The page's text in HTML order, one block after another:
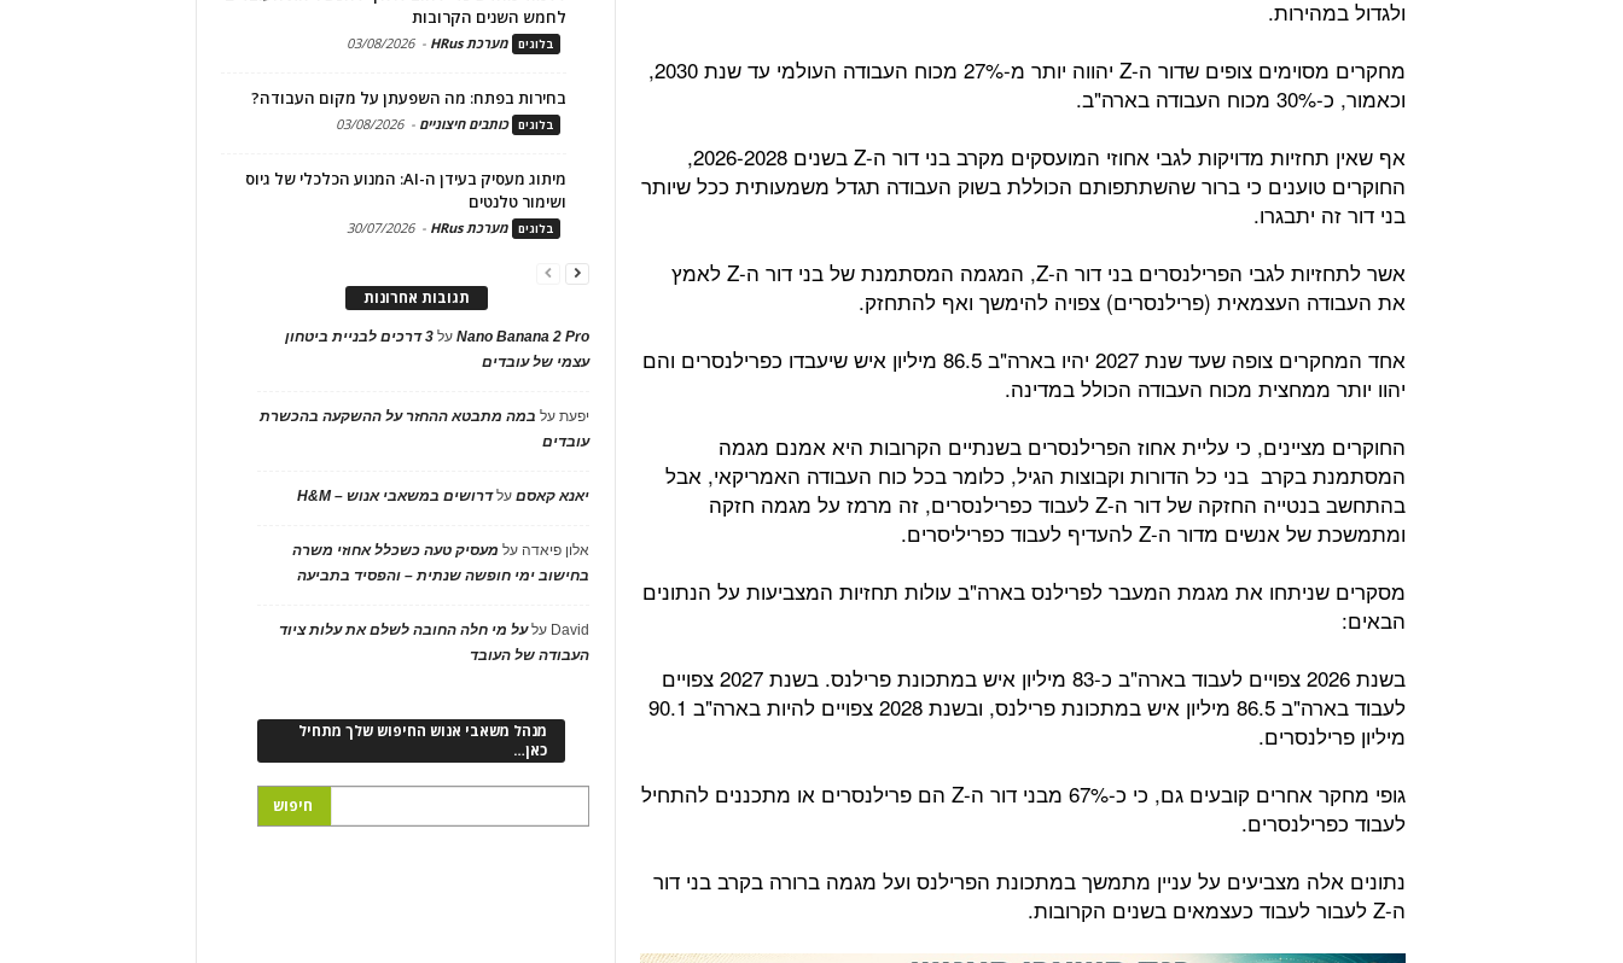
ולגדול במהירות.
מחקרים מסוימים צופים שדור ה-Z יהווה יותר מ-27% מכוח העבודה העולמי עד שנת 2030,
וכאמור, כ-30% מכוח העבודה בארה"ב.
אף שאין תחזיות מדויקות לגבי אחוזי המועסקים מקרב בני דור ה-Z בשנים 2026-2028,
החוקרים טוענים כי ברור שהשתתפותם הכוללת בשוק העבודה תגדל משמעותית ככל שיותר
בני דור זה יתבגרו.
אשר לתחזיות לגבי הפרילנסרים בני דור ה-Z, המגמה המסתמנת של בני דור ה-Z לאמץ
את העבודה העצמאית (פרילנסרים) צפויה להימשך ואף להתחזק.
אחד המחקרים צופה שעד שנת 2027 יהיו בארה"ב 86.5 מיליון איש שיעבדו כפרילנסרים והם
יהוו יותר ממחצית מכוח העבודה הכולל במדינה.
החוקרים מציינים, כי עליית אחוז הפרילנסרים בשנתיים הקרובות היא אמנם מגמה
המסתמנת בקרב בני כל הדורות וקבוצות הגיל, כלומר בכל כוח העבודה האמריקאי, אבל
בהתחשב בנטייה החזקה של דור ה-Z לעבוד כפרילנסרים, זה מרמז על מגמה חזקה
ומתמשכת של אנשים מדור ה-Z להעדיף לעבוד כפריליסרים.
מסקרים שניתחו את מגמת המעבר לפרילנס בארה"ב עולות תחזיות המצביעות על הנתונים
הבאים:
בשנת 2026 צפויים לעבוד בארה"ב כ-83 מיליון איש במתכונת פרילנס. בשנת 2027 צפויים
לעבוד בארה"ב 86.5 מיליון איש במתכונת פרילנס, ובשנת 2028 צפויים להיות בארה"ב 90.1
מיליון פרילנסרים.
גופי מחקר אחרים קובעים גם, כי כ-67% מבני דור ה-Z הם פרילנסרים או מתכננים להתחיל
לעבוד כפרילנסרים.
נתונים אלה מצביעים על עניין מתמשך במתכונת הפרילנס ועל מגמה ברורה בקרב בני דור
ה-Z לעבור לעבוד כעצמאים בשנים הקרובות.
לחמש השנים הקרובות
בלוגים מערכת HRus -
03/08/2026
בחירות בפתח: מה השפעתן על מקום העבודה?
בלוגים כותבים חיצוניים -
03/08/2026
מיתוג מעסיק בעידן ה-AI: המנוע הכלכלי של גיוס
ושימור טלנטים
בלוגים מערכת HRus -
30/07/2026
תגובות אחרונות
Nano Banana 2 Proעל
3 דרכים לבניית ביטחון
עצמי של עובדים
יפעתעל במה מתבטא ההחזר על ההשקעה בהכשרת
עובדים
יאנא קאסםעלדרושים במשאבי אנוש – H&M
אלון פיאדה על מעסיק טעה כשכלל אחוזי משרה
בחישוב ימי חופשה שנתית – והפסיד בתביעה
David עלעל מי חלה החובה לשלם את עלות ציוד
העבודה של העובד
מנהל משאבי אנוש החיפוש שלך מתחיל
כאן…